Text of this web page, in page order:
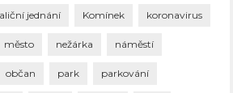
jednání Komínek koronavirus
město nežárka náměstí
občan park parkování